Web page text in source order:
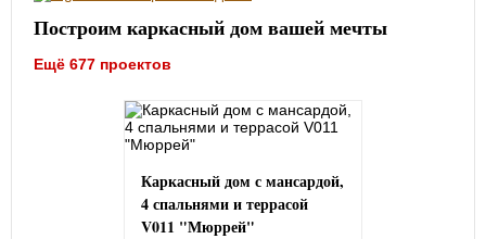
Построим каркасный дом вашей мечты
Ещё 677 проектов
Каркасный дом с мансардой,
4 спальнями и террасой
V011 "Мюррей"